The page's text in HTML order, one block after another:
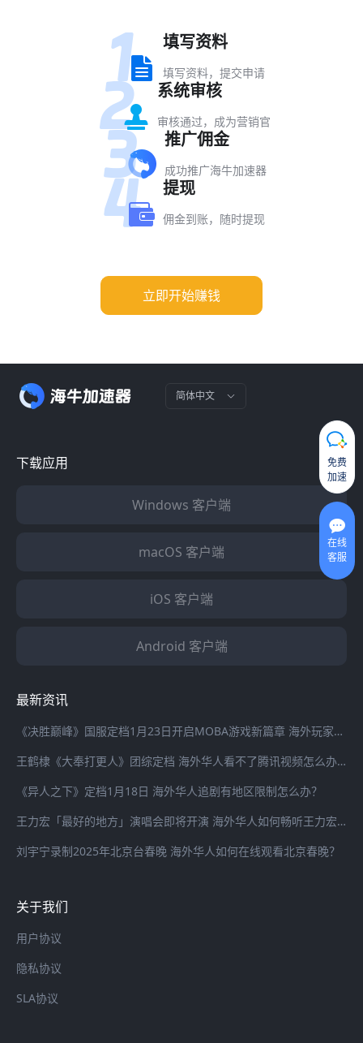
填写资料
填写资料，提交申请
系统审核
审核通过，成为营销官
推广佣金
成功推广海牛加速器
提现
佣金到账，随时提现
立即开始赚钱
简体中文
下载应用
Windows 客户端
macOS 客户端
iOS 客户端
Android 客户端
最新资讯
《决胜巅峰》国服定档1月23日开启MOBA游戏新篇章 海外玩家登录国服游戏延迟高怎么办？
王鹤棣《大奉打更人》团综定档 海外华人看不了腾讯视频怎么办？
《异人之下》定档1月18日 海外华人追剧有地区限制怎么办？
王力宏「最好的地方」演唱会即将开演 海外华人如何畅听王力宏最新歌曲
刘宇宁录制2025年北京台春晚 海外华人如何在线观看北京春晚？
关于我们
用户协议
隐私协议
SLA协议
免费
加速
在线
客服